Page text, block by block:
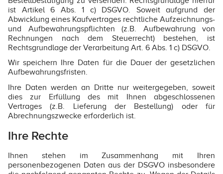
ist Artikel 6 Abs. 1 c) DSGVO. Soweit aufgrund der
Abwicklung eines Kaufvertrages rechtliche Aufzeichnungs-
und Aufbewahrungspflichten (z.B. Aufbewahrung von
Rechnungen nach dem Steuerrecht) bestehen, ist
Rechtsgrundlage der Verarbeitung Art. 6 Abs. 1 c) DSGVO.
Wir speichern Ihre Daten für die Dauer der gesetzlichen
Aufbewahrungsfristen.
Ihre Daten werden an Dritte nur weitergegeben, soweit
dies zur Erfüllung des mit Ihnen abgeschlossenen
Vertrages (z.B. Lieferung der Bestellung) oder für
Abrechnungszwecke erforderlich ist.
Ihre Rechte
Ihnen stehen im Zusammenhang mit Ihren
personenbezogenen Daten aus der DSGVO insbesondere